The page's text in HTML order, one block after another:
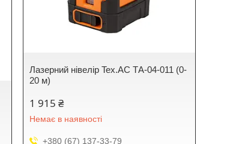
Лазерний нівелір Tex.AC ТА-04-011 (0-
20 м)
1 915 ₴
Немає в наявності
+380 (67) 137-33-79